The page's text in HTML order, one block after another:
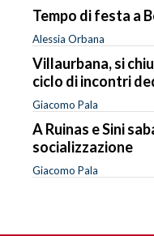
Tempo di festa a
Alessia Orbana
Villaurbana, si
ciclo di incontri
Giacomo Pala
A Ruinas e Sini
socializzazione
Giacomo Pala